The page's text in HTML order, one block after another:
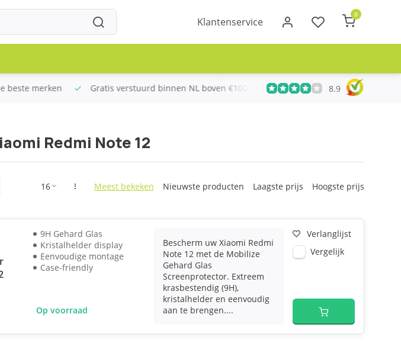
Klantenservice
0
merken Gratis verstuurd binnen NL boven €100 Meer dan 20 jaar Telecom
8.9
Redmi Note 12
Meest bekeken Nieuwste producten Laagste prijs Hoogste prijs
9H Gehard Glas
Kristalhelder display
Eenvoudige montage
Case-friendly
Op voorraad
Bescherm uw Xiaomi Redmi
Note 12 met de Mobilize
Gehard Glas
Screenprotector. Extreem
krasbestendig (9H),
kristalhelder en eenvoudig
aan te brengen....
Verlanglijst
Vergelijk